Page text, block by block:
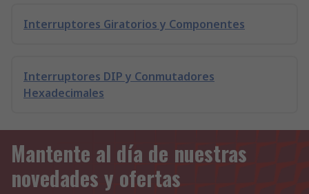
Interruptores Giratorios y Componentes
Interruptores DIP y Conmutadores
Hexadecimales
Mantente al día de nuestras
novedades y ofertas